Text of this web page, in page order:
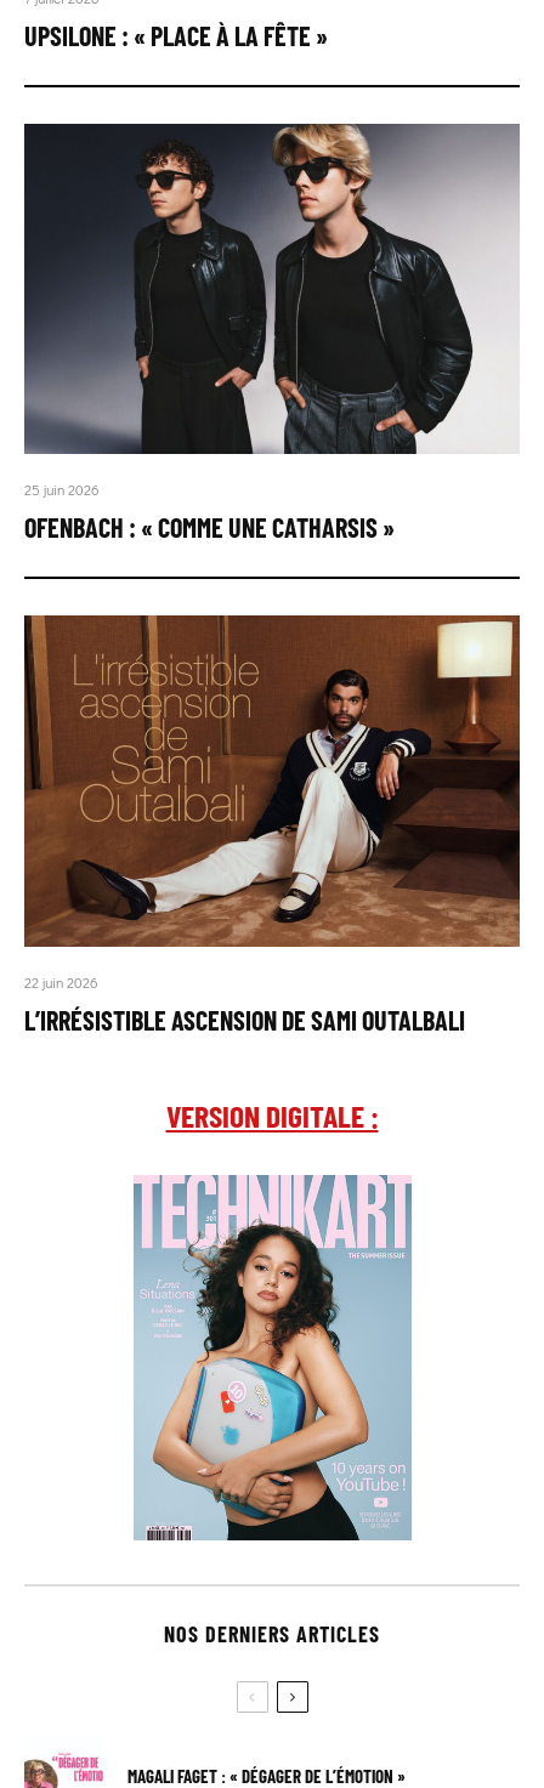
UPSILONE : « PLACE À LA FÊTE »
25 juin 2026
OFENBACH : « COMME UNE CATHARSIS »
22 juin 2026
L’IRRÉSISTIBLE ASCENSION DE SAMI OUTALBALI
VERSION DIGITALE :
NOS DERNIERS ARTICLES
MAGALI FAGET : « DÉGAGER DE L’ÉMOTION »